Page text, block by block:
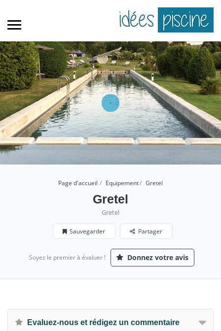
Page d'accueil Equipement Gretel
Gretel
Gretel
Sauvegarder Partager
Soyez le premier à évaluer ! Donnez votre avis
Evaluez-nous et rédigez un commentaire